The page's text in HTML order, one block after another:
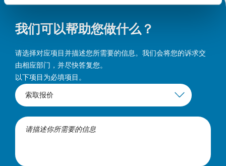
我们可以帮助您做什么？
请选择对应项目并描述您所需要的信息。我们会将您的诉求交
由相应部门，并尽快答复您。
以下项目为必填项目。